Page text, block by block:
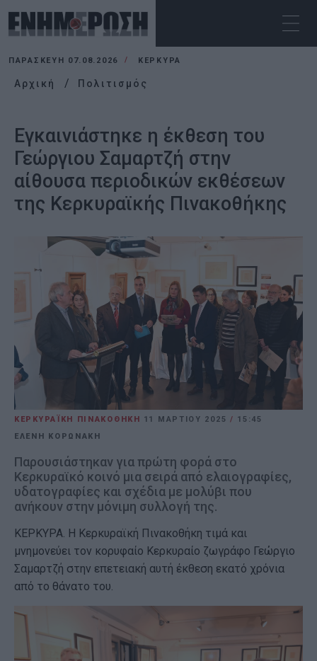
ΠΑΡΑΣΚΕΥΉ 07.08.2026 ΚΕΡΚΥΡΑ
Αρχική Πολιτισμός
Εγκαινιάστηκε η έκθεση του
Γεώργιου Σαμαρτζή στην
αίθουσα περιοδικών εκθέσεων
της Κερκυραϊκής Πινακοθήκης
ΚΕΡΚΥΡΑΪΚΗ ΠΙΝΑΚΟΘΗΚΗ 11 ΜΑΡΤΊΟΥ 2025 / 15:45
ΕΛΕΝΗ ΚΟΡΩΝΑΚΗ
Παρουσιάστηκαν για πρώτη φορά στο
Κερκυραϊκό κοινό μια σειρά από ελαιογραφίες,
υδατογραφίες και σχέδια με μολύβι που
ανήκουν στην μόνιμη συλλογή της.
ΚΕΡΚΥΡΑ. H Κερκυραϊκή Πινακοθήκη τιμά και
μνημονεύει τον κορυφαίο Κερκυραίο ζωγράφο Γεώργιο
Σαμαρτζή στην επετειακή αυτή έκθεση εκατό χρόνια
από το θάνατο του.